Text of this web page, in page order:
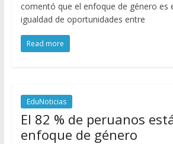
comentó que el enfoque de género es
igualdad de oportunidades entre
Read more
EduNoticias
El 82 % de peruanos
enfoque de género